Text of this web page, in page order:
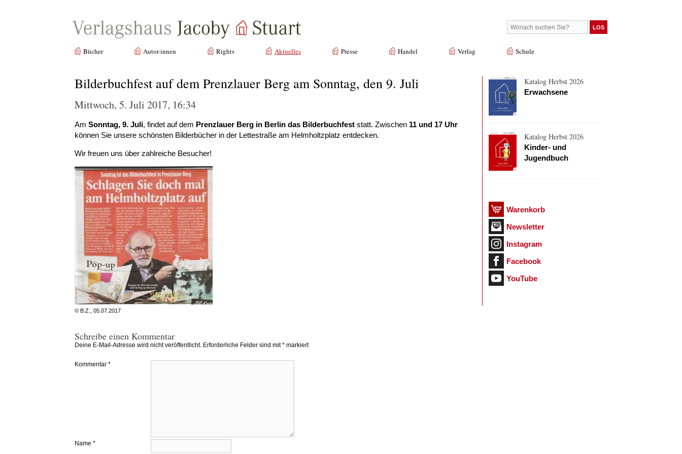
Bücher Autor·innen Rights Aktuelles Presse Handel Verlag Schule
Bilderbuchfest auf dem Prenzlauer Berg am Sonntag, den 9. Juli
Mittwoch, 5. Juli 2017, 16:34
Am Sonntag, 9. Juli, findet auf dem Prenzlauer Berg in Berlin das Bilderbuchfest statt. Zwischen 11 und 17 Uhr
können Sie unsere schönsten Bilderbücher in der Lettestraße am Helmholtzplatz entdecken.
Wir freuen uns über zahlreiche Besucher!
© B.Z., 05.07.2017
Schreibe einen Kommentar
Deine E-Mail-Adresse wird nicht veröffentlicht. Erforderliche Felder sind mit* markiert
Kommentar *
Name *
Katalog Herbst 2026
Erwachsene
Katalog Herbst 2026
Kinder- und
Jugendbuch
Warenkorb
Newsletter
Instagram
Facebook
YouTube